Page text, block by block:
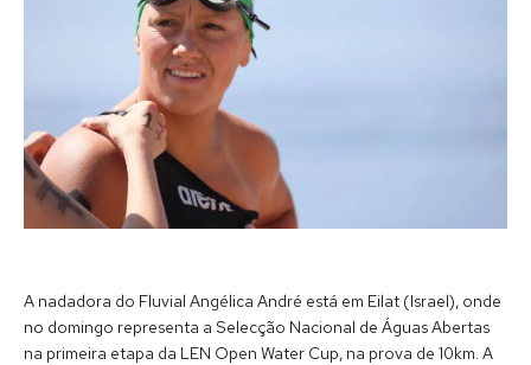
A nadadora do Fluvial Angélica André está em Eilat (Israel), onde
no domingo representa a Selecção Nacional de Águas Abertas
na primeira etapa da LEN Open Water Cup, na prova de 10km. A